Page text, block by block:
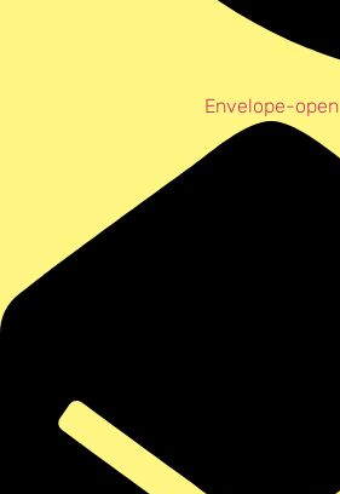
Envelope-open